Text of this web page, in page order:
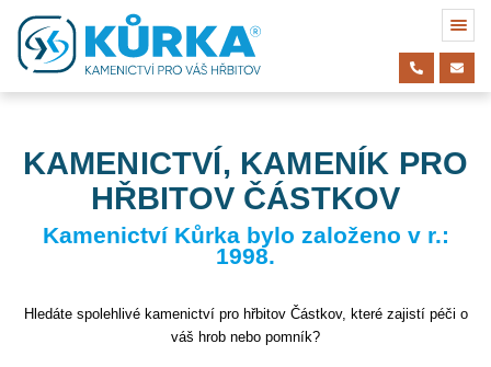
KAMENICTVÍ, KAMENÍK PRO
HŘBITOV ČÁSTKOV
Kamenictví Kůrka bylo založeno v r.:
1998.
Hledáte spolehlivé kamenictví pro hřbitov Částkov, které zajistí péči o
váš hrob nebo pomník?